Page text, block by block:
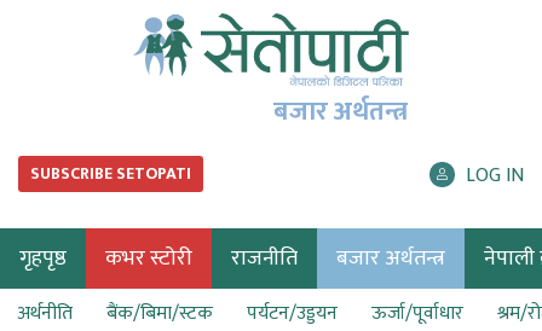
बजार अर्थतन्त्र
SUBSCRIBE SETOPATI LOG IN
गृहपृष्ठ कभर स्टोरी राजनीति बजार अर्थतन्त्र नेपाली
अर्थनीति बैंक/बिमा/स्टक पर्यटन/उड्डयन ऊर्जा/पूर्वाधार श्रम/